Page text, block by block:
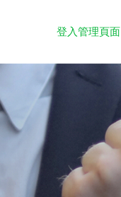
登入管理頁面